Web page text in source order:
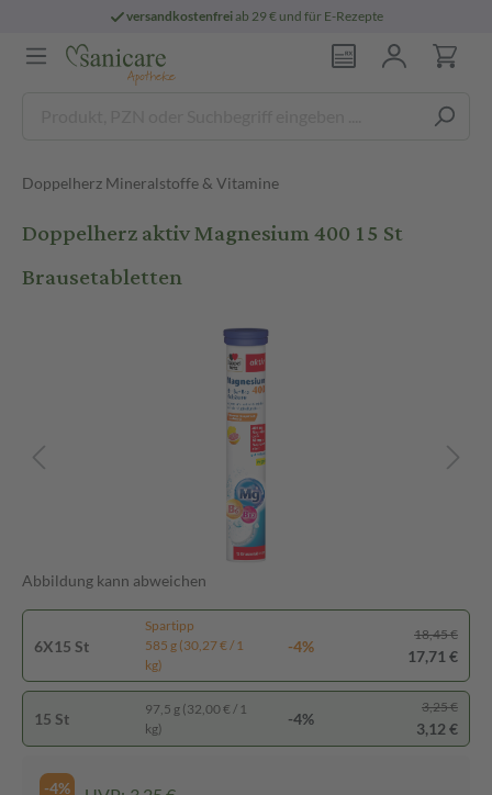
versandkostenfreiab 29 € und für E-Rezepte
Doppelherz Mineralstoffe & Vitamine
Doppelherz aktiv Magnesium 400 15 St
Brausetabletten
Abbildung kann abweichen
6X15 St
Spartipp
585 g (30,27 € / 1
kg)
-4%
18,45 €
17,71 €
15 St
97,5 g (32,00 € / 1
kg)
-4%
3,25 €
3,12 €
-4%